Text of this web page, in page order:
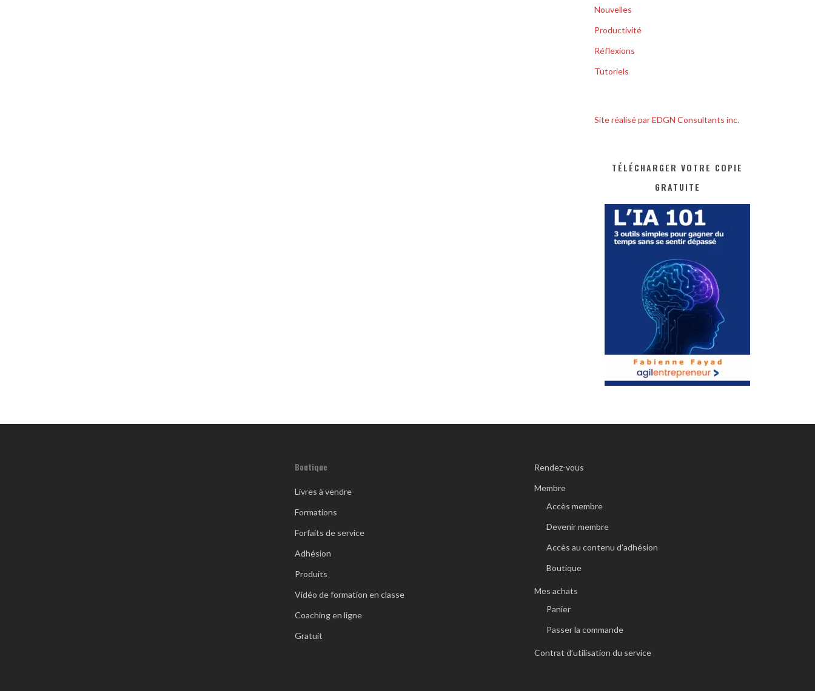
Nouvelles
Productivité
Réflexions
Tutoriels
Site réalisé par EDGN Consultants inc.
TÉLÉCHARGER VOTRE COPIE
GRATUITE
Boutique
Livres à vendre
Formations
Forfaits de service
Adhésion
Produits
Vidéo de formation en classe
Coaching en ligne
Gratuit
Rendez-vous
Membre
Accès membre
Devenir membre
Accès au contenu d’adhésion
Boutique
Mes achats
Panier
Passer la commande
Contrat d’utilisation du service